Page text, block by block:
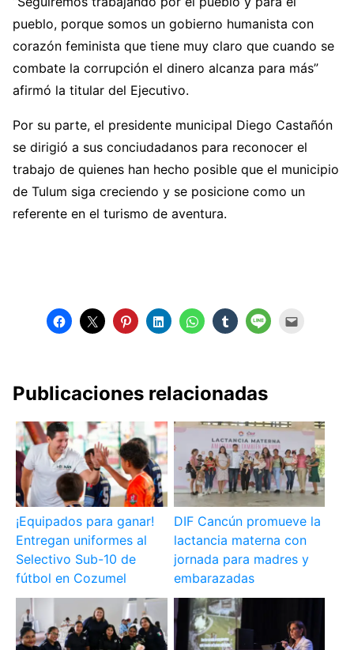
pueblo, porque somos un gobierno humanista con
corazón feminista que tiene muy claro que cuando se
combate la corrupción el dinero alcanza para más”
afirmó la titular del Ejecutivo.
Por su parte, el presidente municipal Diego Castañón
se dirigió a sus conciudadanos para reconocer el
trabajo de quienes han hecho posible que el municipio
de Tulum siga creciendo y se posicione como un
referente en el turismo de aventura.
Publicaciones relacionadas
¡Equipados para ganar!
Entregan uniformes al
Selectivo Sub-10 de
fútbol en Cozumel
DIF Cancún promueve la
lactancia materna con
jornada para madres y
embarazadas